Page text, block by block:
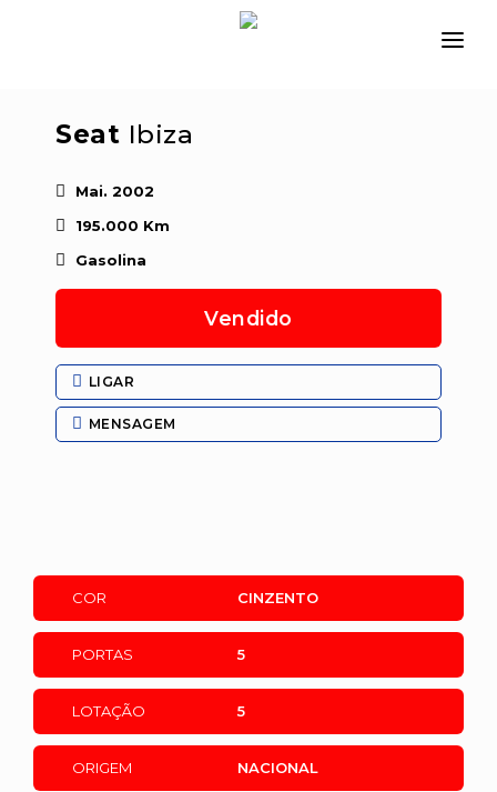
EMPRESA
VIATURAS
SERVIÇOS
Seat Ibiza
Mai. 2002
195.000 Km
Gasolina
Vendido
LIGAR
MENSAGEM
COR CINZENTO
PORTAS 5
LOTAÇÃO 5
ORIGEM NACIONAL